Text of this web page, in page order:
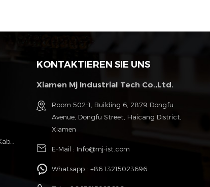
Polyester Monofilament Geflochtenes Kabel Hülse
KONTAKTIEREN SIE UNS
Xiamen Mj Industrial Tech Co.,Ltd.
Room 502-1, Building 6, 2879 Dongfu
Avenue, Dongfu Street, Haicang District,
Xiamen
E-Mail : Info@mj-ist.com
Whatsapp :+86 13215023696